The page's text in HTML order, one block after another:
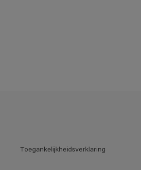
Toegankelijkheidsverklaring